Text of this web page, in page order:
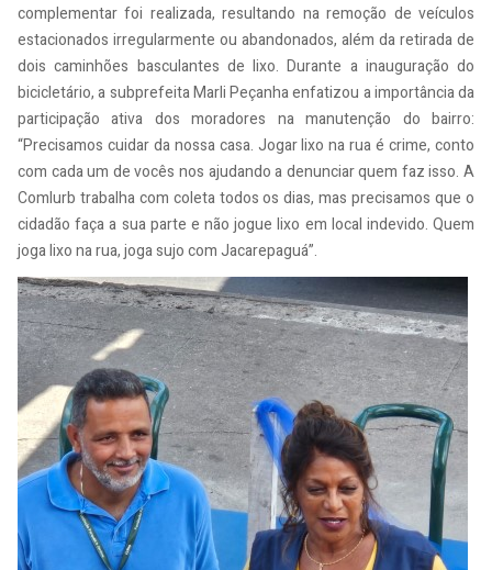
complementar foi realizada, resultando na remoção de veículos
estacionados irregularmente ou abandonados, além da retirada de
dois caminhões basculantes de lixo. Durante a inauguração do
bicicletário, a subprefeita Marli Peçanha enfatizou a importância da
participação ativa dos moradores na manutenção do bairro:
“Precisamos cuidar da nossa casa. Jogar lixo na rua é crime, conto
com cada um de vocês nos ajudando a denunciar quem faz isso. A
Comlurb trabalha com coleta todos os dias, mas precisamos que o
cidadão faça a sua parte e não jogue lixo em local indevido. Quem
joga lixo na rua, joga sujo com Jacarepaguá”.